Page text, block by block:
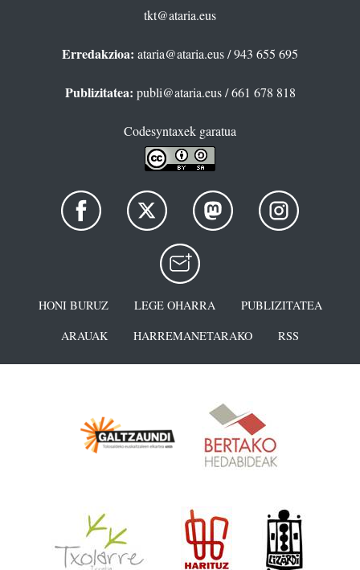
tkt@ataria.eus
Erredakzioa: ataria@ataria.eus/ 943 655 695
Publizitatea: publi@ataria.eus/ 661 678 818
Codesyntaxek garatua
HONI BURUZ LEGE OHARRA
PUBLIZITATEA
ARAUAK
HARREMANETARAKO RSS